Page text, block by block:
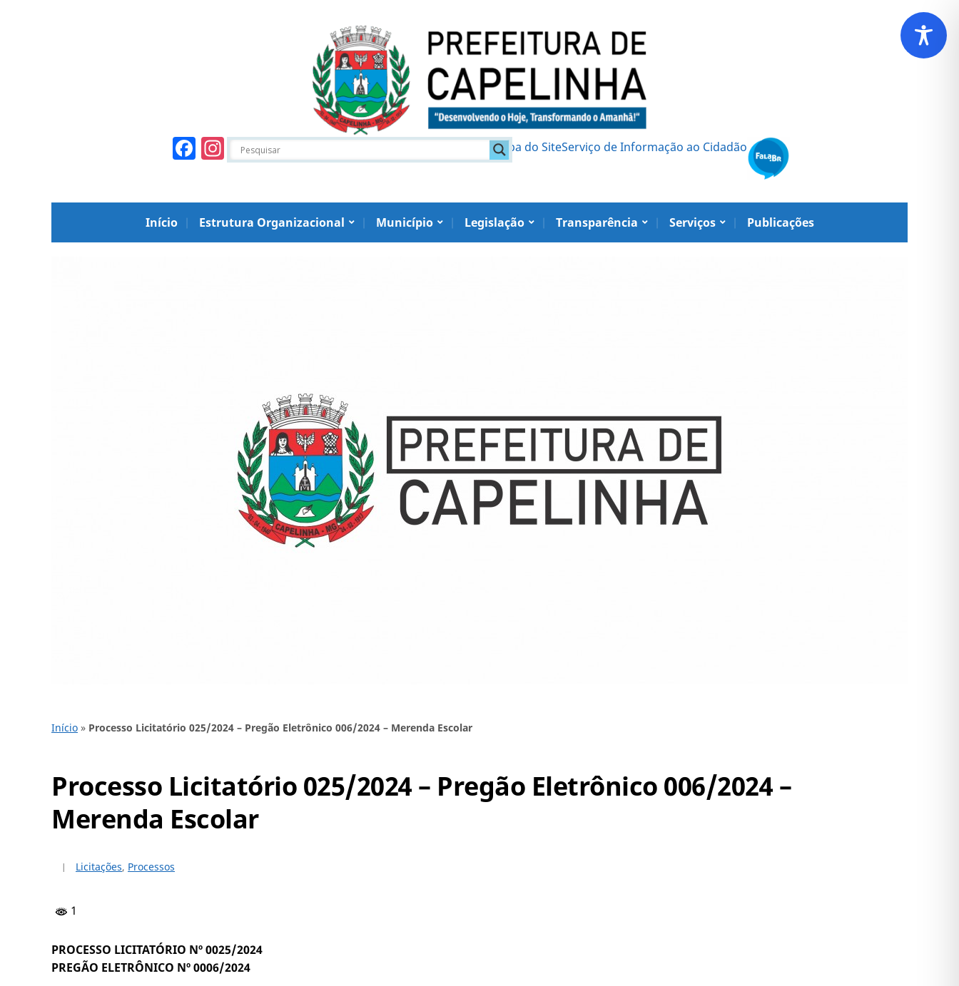
Facebook
Instagram Mapa do SiteServiço de Informação ao Cidadão
Início Estrutura Organizacional Município Legislação Transparência Serviços Publicações
Início » Processo Licitatório 025/2024 – Pregão Eletrônico 006/2024 – Merenda Escolar
Processo Licitatório 025/2024 – Pregão Eletrônico 006/2024 –
Merenda Escolar
Licitações, Processos
1
PROCESSO LICITATÓRIO Nº 0025/2024
PREGÃO ELETRÔNICO Nº 0006/2024